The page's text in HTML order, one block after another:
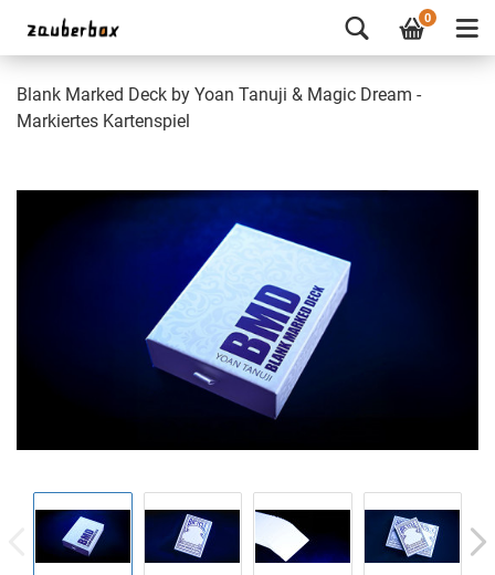
0
Blank Marked Deck by Yoan Tanuji & Magic Dream -
Markiertes Kartenspiel